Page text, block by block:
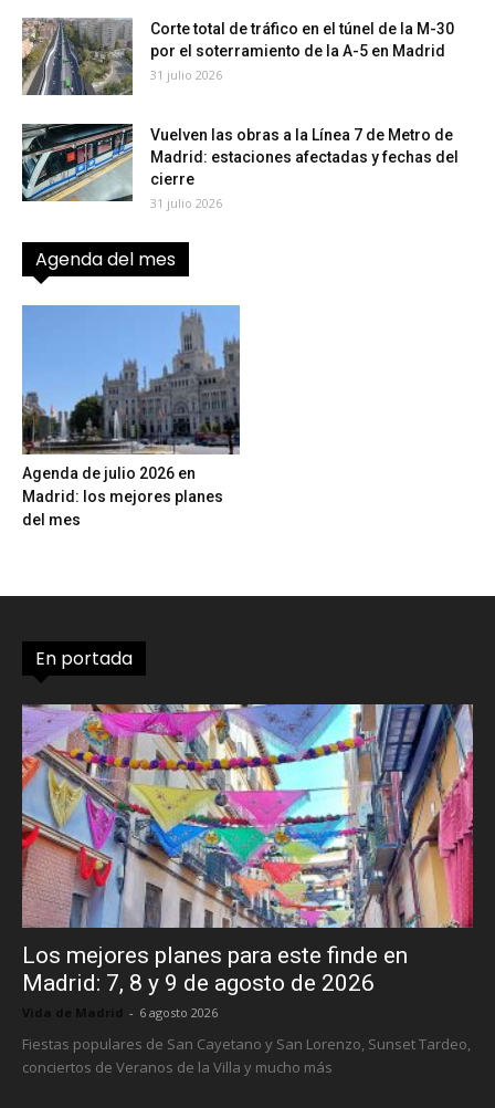
Corte total de tráfico en el túnel de la M-30
por el soterramiento de la A-5 en Madrid
31 julio 2026
Vuelven las obras a la Línea 7 de Metro de
Madrid: estaciones afectadas y fechas del
cierre
31 julio 2026
Agenda del mes
Agenda de julio 2026 en
Madrid: los mejores planes
del mes
En portada
Los mejores planes para este finde en
Madrid: 7, 8 y 9 de agosto de 2026
Vida de Madrid - 6 agosto 2026
Fiestas populares de San Cayetano y San Lorenzo, Sunset Tardeo,
conciertos de Veranos de la Villa y mucho más